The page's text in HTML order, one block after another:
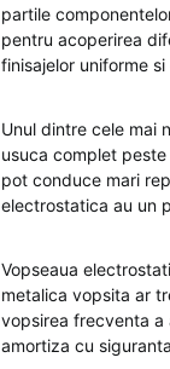
partile
pentru acoperirea
finisajelor uniforme
Unul dintre cele mai
usuca complet
pot conduce mari
electrostatica au un
Vopseaua
metalica vopsita ar
vopsirea frecventa a
amortiza cu